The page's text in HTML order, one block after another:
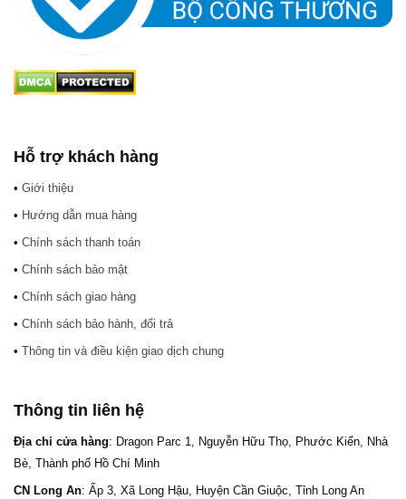
Hỗ trợ khách hàng
• Giới thiệu
• Hướng dẫn mua hàng
• Chính sách thanh toán
• Chính sách bảo mật
• Chính sách giao hàng
• Chính sách bảo hành, đổi trả
• Thông tin và điều kiện giao dịch chung
Thông tin liên hệ
Địa chỉ cửa hàng: Dragon Parc 1, Nguyễn Hữu Thọ, Phước Kiển, Nhà
Bè, Thành phố Hồ Chí Minh
CN Long An: Ấp 3, Xã Long Hậu, Huyện Cần Giuộc, Tỉnh Long An